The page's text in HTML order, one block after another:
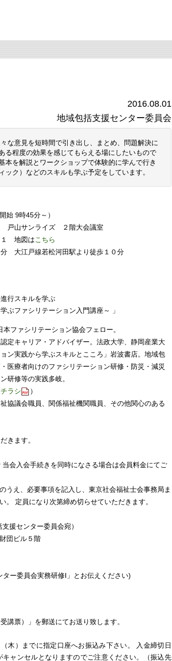
2016.08.01
地域包括支援センター委員会
意見を短時間で引き出し、まとめ、問題解決に
る程度の効果を感じてもらえる場にしたいもので
本を解説とワークショップで体験的に学んで行き
ク）などのスキルも学ぶ予定をしています。
始 9時45分～）
戸山サンライズ ２階大会議室
１ 地図はこちら
大江戸線若松河田駅より徒歩１０分
行スキルを学ぶ
ぶファシリテーション入門講座～ 」
ファシリテーション協会フェロー。
定キャリア・アドバイザー。法政大学、静岡産業大
ン実践から学ぶスキルとこころ」岩波書店。地域包
医療者向けのファシリテーション研修・防災・減災
研修等の実践多岐。
チラシ
）
協議会職員、関係福祉機関職員、その他関心のある
きます。
当会入会手続きを同時になさる場合は会員料金にてご
うえ、必要事項を記入し、東京社会福祉士会事務局ま
。 定員になり次第締め切らせていただきます。
援センター委員会宛）
団ビル５階
ー委員会実務研修Ⅰ」とお伝えください)
講票）」を郵送にてお送り致します。
木）までに指定口座へお振込み下さい。 入金締切日
ャンセルとなりますのでご注意ください。（振込先